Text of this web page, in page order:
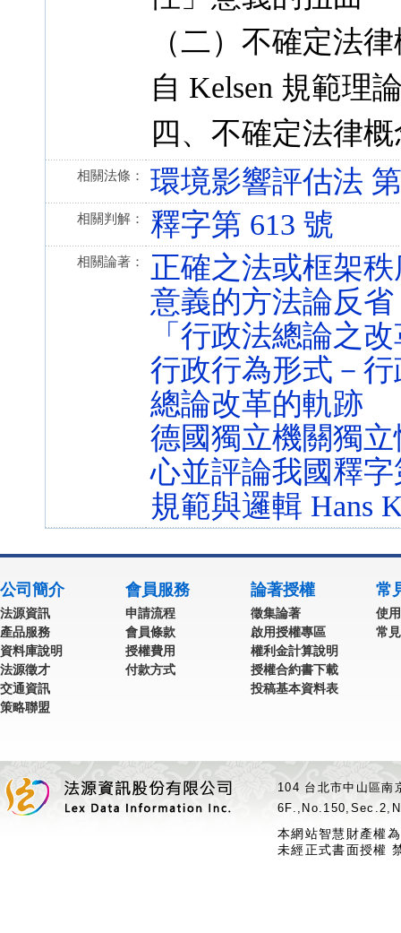
（二）不確定法
自 Kelsen 規範理
四、不確定法律
相關法條： 環境影響評估法
相關判解： 釋字第 613 號
相關論著：
正確之法或框架
意義的方法論反省
「行政法總論之
行政行為形式－
總論改革的軌跡
德國獨立機關獨
心並評論我國釋字
規範與邏輯 Hans
公司簡介
法源資訊
產品服務
資料庫說明
法源徵才
交通資訊
策略聯盟
會員服務
申請流程
會員條款
授權費用
付款方式
論著授權
徵集論著
啟用授權專區
權利金計算說明
授權合約書下載
投稿基本資料表
常
使
常
104 台北市中山區
本網站智慧財產權
未經正式書面授權